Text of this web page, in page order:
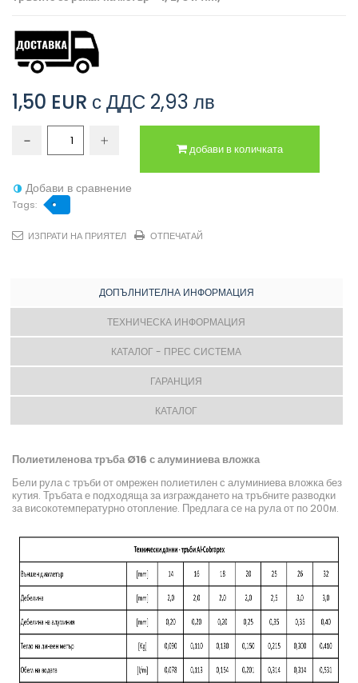
1,50 EUR с ДДС 2,93 лв
добави в количката
Добави в сравнение
Tags:
ИЗПРАТИ НА ПРИЯТЕЛ ОТПЕЧАТАЙ
ДОПЪЛНИТЕЛНА ИНФОРМАЦИЯ
ТЕХНИЧЕСКА ИНФОРМАЦИЯ
КАТАЛОГ - ПРЕС СИСТЕМА
ГАРАНЦИЯ
КАТАЛОГ
Полиетиленова тръба Ø16 с алуминиева вложка
Бели рула с тръби от омрежен полиетилен с алуминиева вложка без
кутия. Тръбата е подходяща за изграждането на тръбните разводки
за високотемпературно отопление. Предлага се на рула от по 200м.